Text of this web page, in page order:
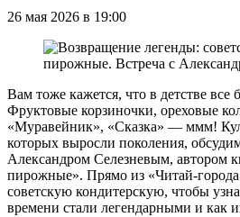
26 мая 2026 в 19:00
Вам тоже кажется, что в детстве все
Фруктовые корзиночки, ореховые
«Муравейник», «Сказка» — ммм!
которых выросли поколения,
Александром Селезневым, автором
пирожные». Прямо из «Читай-
советскую кондитерскую, чтобы
времени стали легендарными и как